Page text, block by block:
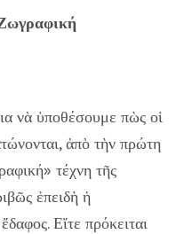
νὰ ὑποθέσουμε πὼς οἱ
ἀπὸ τὴν πρώτη
τέχνη τῆς
ἐπειδὴ ἡ
Εἴτε πρόκειται